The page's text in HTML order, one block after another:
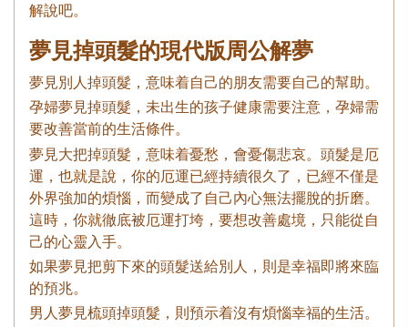
解說吧。
夢見掉頭髮的現代版周公解夢
夢見別人掉頭髮，意味着自己的朋友需要自己的幫助。
孕婦夢見掉頭髮，未出生的孩子健康需要注意，孕婦需
要改善當前的生活條件。
夢見大把掉頭髮，意味着憂愁，會憂傷悲哀。頭髮是厄
運，也就是說，你的厄運已經持續很久了，已經不僅是
外界強加的煩惱，而變成了自己內心無法擺脫的折磨。
這時，你就徹底被厄運打垮，要想改善處境，只能從自
己的心靈入手。
如果夢見把剪下來的頭髮送給別人，則是幸福即將來臨
的預兆。
男人夢見梳頭掉頭髮，則預示着沒有煩惱幸福的生活。